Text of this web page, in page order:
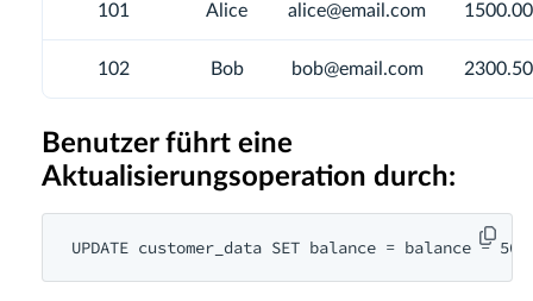
101 Alice alice@email.com 1500.00
102 Bob bob@email.com 2300.50
Benutzer führt eine
Aktualisierungsoperation durch:
UPDATE customer_data SET balance = balance -